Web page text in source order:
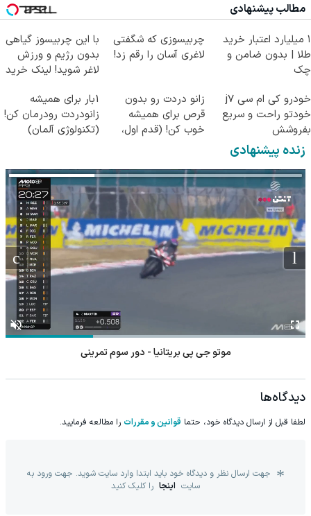
مطالب پیشنهادی
۱ میلیارد اعتبار خرید
طلا | بدون ضامن و
چک
چربیسوزی که شگفتی
لاغری آسان را رقم زد!
با این چربیسوز گیاهی
بدون رژیم و ورزش
لاغر شوید! لینک خرید
خودرو کی ام سی j7
خودتو راحت و سریع
بفروشش
زانو دردت رو بدون
قرص برای همیشه
خوب کن! (قدم اول،
1بار برای همیشه
زانودردت رودرمان کن!
(تکنولوژی آلمان)
زنده پیشنهادی
موتو جی پی بریتانیا - دور سوم تمرینی
دیدگاه‌ها
لطفا قبل از ارسال دیدگاه خود، حتما قوانین و مقررات را مطالعه فرمایید.
جهت ارسال نظر و دیدگاه خود باید ابتدا وارد سایت شوید. جهت ورود به
سایت اینجا را کلیک کنید